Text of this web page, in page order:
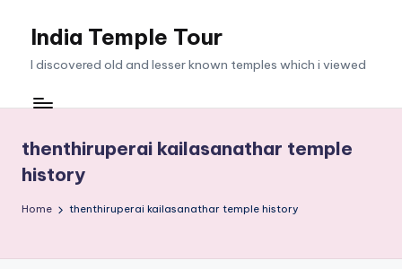
India Temple Tour
I discovered old and lesser known temples which i viewed
thenthiruperai kailasanathar temple
history
Home thenthiruperai kailasanathar temple history